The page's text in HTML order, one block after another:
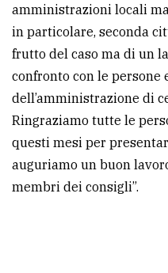
amministrazioni locali
in particolare, seconda
frutto del caso ma di un
confronto con le
dell’amministrazione di
Ringraziamo tutte le
questi mesi per
auguriamo un buon
membri dei consigli”.